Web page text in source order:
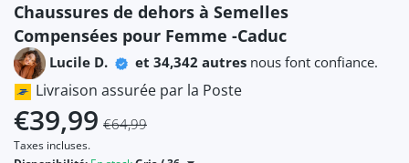
Chaussures de dehors à Semelles
Compensées pour Femme -Caduc
Lucile D. et 34,342 autres nous font confiance.
Livraison assurée par la Poste
€39,99 €64,99
Taxes incluses.